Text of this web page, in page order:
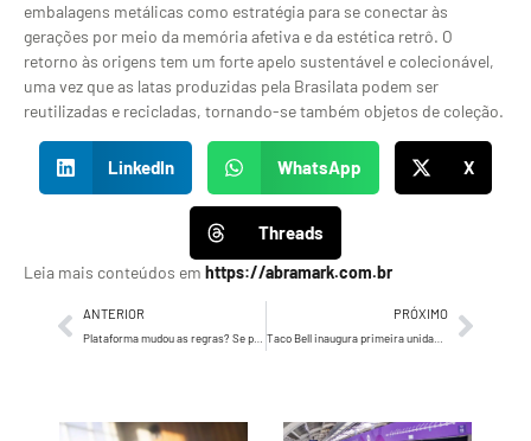
embalagens metálicas como estratégia para se conectar às
gerações por meio da memória afetiva e da estética retrô. O
retorno às origens tem um forte apelo sustentável e colecionável,
uma vez que as latas produzidas pela Brasilata podem ser
reutilizadas e recicladas, tornando-se também objetos de coleção.
LinkedIn WhatsApp X
Threads
Leia mais conteúdos em https://abramark.com.br
ANTERIOR PRÓXIMO
Taco Bell inaugura primeira unidade de rua em São Paulo com investimento de R$ 1.7 milhão